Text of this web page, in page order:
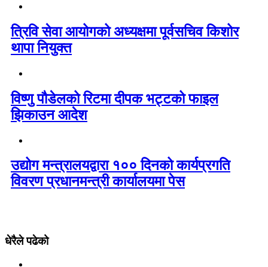
त्रिवि सेवा आयोगको अध्यक्षमा पूर्वसचिव किशोर
थापा नियुक्त
विष्णु पौडेलको रिटमा दीपक भट्टको फाइल
झिकाउन आदेश
उद्योग मन्त्रालयद्वारा १०० दिनको कार्यप्रगति
विवरण प्रधानमन्त्री कार्यालयमा पेस
धेरैले पढेको